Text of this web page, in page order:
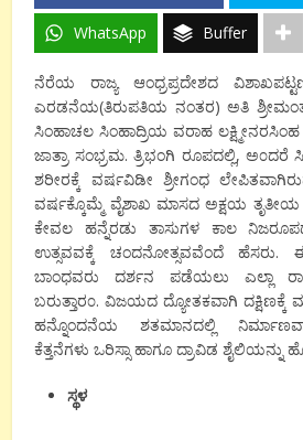
WhatsApp Buffer
ನೆರೆಯ ರಾಜ್ಯ ಆಂಧ್ರಪ್ರದೇಶದ
ಎರಡನೆಯ(ತಿರುಪತಿಯ ನಂತರ) ಅತಿ
ಸಿಂಹಾಚಲ ಸಿಂಹಾದ್ರಿಯ ವರಾಹ ಲಕ್ಷ್ಮೀನರಸಿಂಹ
ಜಾತ್ರಾ ಸಂಭ್ರಮ. ತ್ರಿಭಂಗಿ ರೂಪದಲ್ಲಿ,
ಶರೀರಕ್ಕೆ ವರ್ಷವಿಡೀ ಶ್ರೀಗಂಧ
ವರ್ಷಕ್ಕೊಮ್ಮೆ ವೈಶಾಖ ಮಾಸದ ಅಕ್ಷಯ
ಕೇವಲ ಹನ್ನೆರಡು ತಾಸುಗಳ ಕಾಲ
ಉತ್ಸವವಕ್ಕೆ ಚಂದನೋತ್ಸವವೆಂದೆ ಹೆಸರು.
ಬಾಂಧವರು ದರ್ಶನ ಪಡೆಯಲು ಎಲ್ಲಾ
ಬರುತ್ತಾರ೦. ವಿಜಯದ ದ್ಯೋತಕವಾಗಿ ದಕ್ಷಿಣಕ್ಕೆ
ಹನ್ನೊಂದನೆಯ ಶತಮಾನದಲ್ಲಿ
ಕೆತ್ತನೆಗಳು ಒರಿಸ್ಸಾ ಹಾಗೂ ದ್ರಾವಿಡ ಶೈಲಿಯನ್ನು
ಸ್ಥಳ